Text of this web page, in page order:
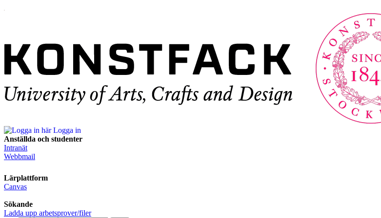
Logga in
Anställda och studenter
Intranät
Webbmail
Lärplattform
Canvas
Sökande
Ladda upp arbetsprover/filer